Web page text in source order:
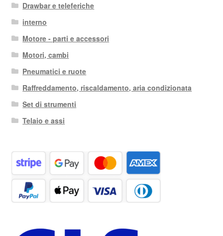
Drawbar e teleferiche
interno
Motore - parti e accessori
Motori, cambi
Pneumatici e ruote
Raffreddamento, riscaldamento, aria condizionata
Set di strumenti
Telaio e assi